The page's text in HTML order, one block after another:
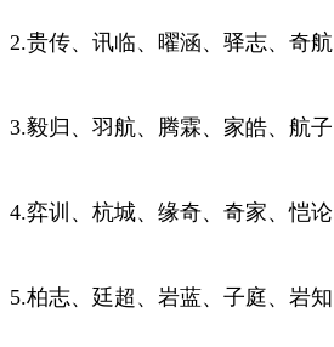
2.贵传、讯临、曜涵、驿志、奇航
3.毅归、羽航、腾霖、家皓、航子
4.弈训、杭城、缘奇、奇家、恺论
5.柏志、廷超、岩蓝、子庭、岩知